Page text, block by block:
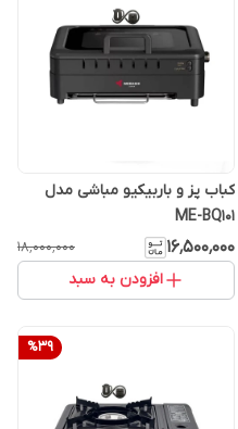
کباب پز و باربیکیو مباشی مدل
ME-BQ101
۱۶٬۵۰۰٬۰۰۰ ۱۸٬۰۰۰٬۰۰۰
افزودن به سبد
%39